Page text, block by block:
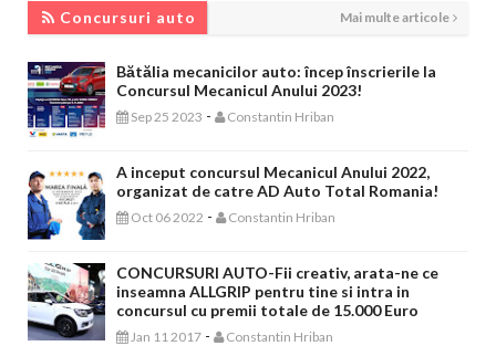
Concursuri auto Mai multe articole
Bătălia mecanicilor auto: încep înscrierile la
Concursul Mecanicul Anului 2023!
Sep 25 2023 - Constantin Hriban
A inceput concursul Mecanicul Anului 2022,
organizat de catre AD Auto Total Romania!
Oct 06 2022 - Constantin Hriban
CONCURSURI AUTO-Fii creativ, arata-ne ce
inseamna ALLGRIP pentru tine si intra in
concursul cu premii totale de 15.000 Euro
Jan 11 2017 - Constantin Hriban